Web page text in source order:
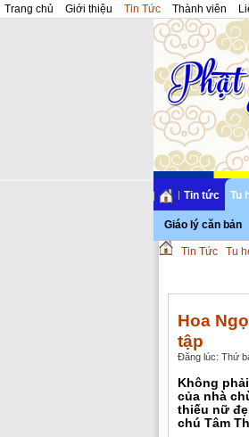
Trang chủ Giới thiệu Tin Tức Thành viên
Tin tức Tu
Giáo lý căn bản
Tin Tức Tu
Hoa
tập
Đăng lúc: Thứ
Không
của nhà
thiếu nữ
chú Tâm